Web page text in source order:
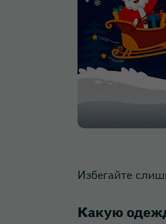
Избегайте
Какую